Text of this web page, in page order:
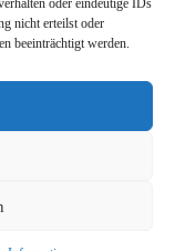
oder eindeutige IDs
nicht erteilst oder
beeinträchtigt werden.